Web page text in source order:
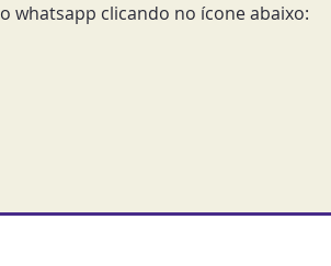
whatsapp clicando no ícone abaixo:​​​